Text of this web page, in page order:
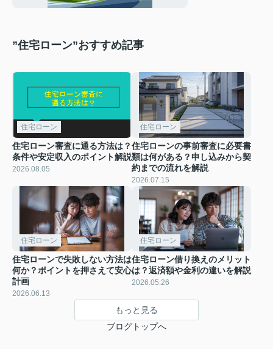
”住宅ローン”おすすめ記事
住宅ローン
住宅ローン審査に通る方法は？
条件や安定収入のポイント解説
2026.08.05
住宅ローン
住宅ローンの事前審査に必要書
類は何がある？申し込みから契
約までの流れを解説
2026.07.15
住宅ローン
住宅ローンで失敗しない方法は
何か？ポイントを押さえて安心
計画
2026.06.13
住宅ローン
住宅ローン借り換えのメリット
は？返済額や金利の違いを解説
2026.05.26
もっと見る
ブログトップへ